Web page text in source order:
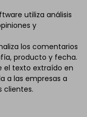
utiliza análisis
y
los comentarios
producto y fecha.
el texto extraído en
a las empresas a
clientes.